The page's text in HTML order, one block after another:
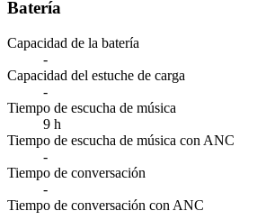
Batería
Capacidad de la batería
-
Capacidad del estuche de carga
-
Tiempo de escucha de música
9 h
Tiempo de escucha de música con ANC
-
Tiempo de conversación
-
Tiempo de conversación con ANC